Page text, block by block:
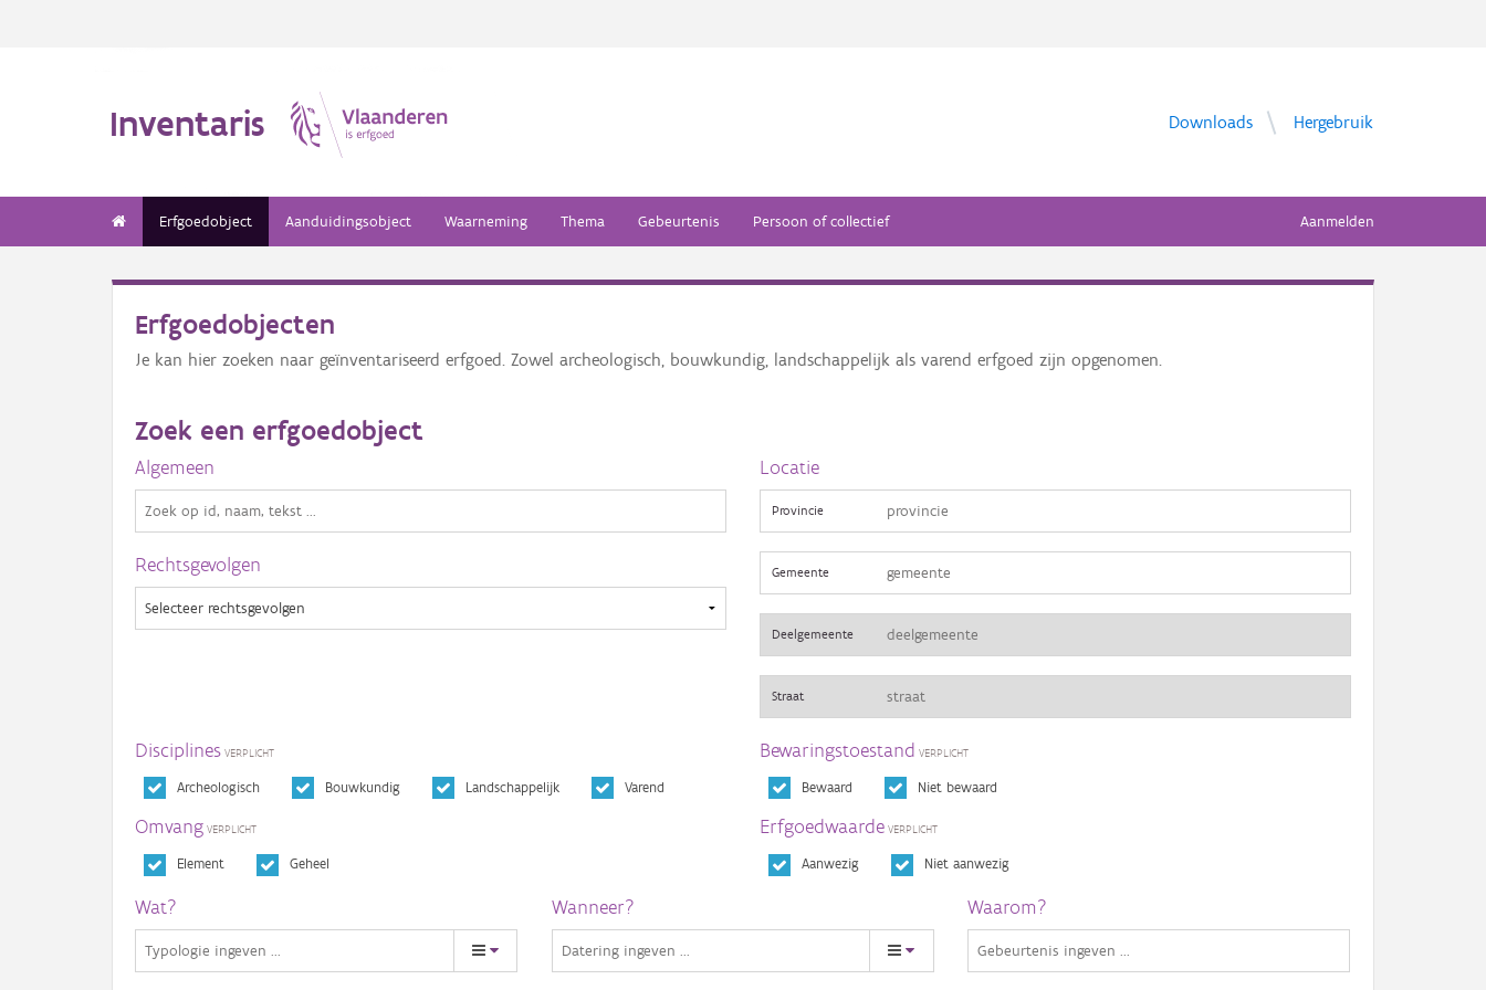
Inventaris Downloads Hergebruik
Erfgoedobject Aanduidingsobject Waarneming Thema Gebeurtenis Persoon of collectief Aanmelden
Erfgoedobjecten
Je kan hier zoeken naar geïnventariseerd erfgoed. Zowel archeologisch, bouwkundig, landschappelijk als varend erfgoed zijn opgenomen.
Zoek een erfgoedobject
Algemeen
Rechtsgevolgen
Locatie
Provincie
Gemeente
Deelgemeente
Straat
Disciplines
Archeologisch Bouwkundig Landschappelijk Varend
Omvang
Element Geheel
Bewaringstoestand
Bewaard Niet bewaard
Erfgoedwaarde
Aanwezig Niet aanwezig
Wat? Wanneer? Waarom?